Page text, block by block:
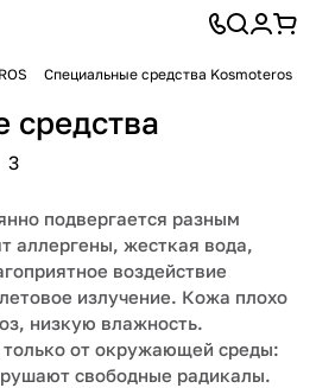
Специальные средства Kosmoteros
средства
3
подвергается разным
аллергены, жесткая вода,
воздействие
излучение. Кожа плохо
низкую влажность.
только от окружающей среды:
свободные радикалы.